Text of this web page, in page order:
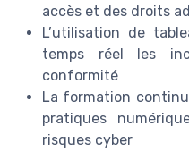
accès et des droits
L’utilisation de
temps réel les
conformité
La formation
pratiques
risques cyber